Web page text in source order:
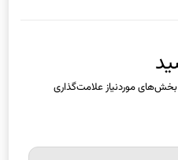
بخش‌های موردنیاز علامت‌گذاری